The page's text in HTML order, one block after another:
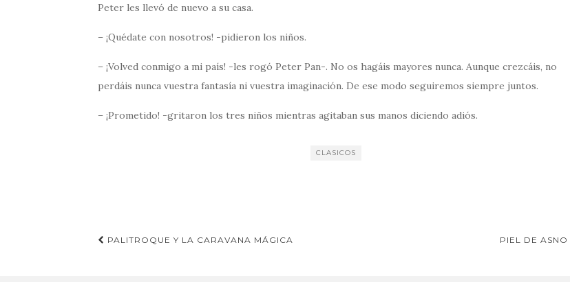
Peter les llevó de nuevo a su casa.
– ¡Quédate con nosotros! -pidieron los niños.
– ¡Volved conmigo a mi país! -les rogó Peter Pan-. No os hagáis mayores nunca. Aunque crezcáis, no
perdáis nunca vuestra fantasía ni vuestra imaginación. De ese modo seguiremos siempre juntos.
– ¡Prometido! -gritaron los tres niños mientras agitaban sus manos diciendo adiós.
CLASICOS
Navegación
PALITROQUE Y LA CARAVANA MÁGICA PIEL DE ASNO